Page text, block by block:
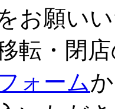
お願い
転・閉
ォーム